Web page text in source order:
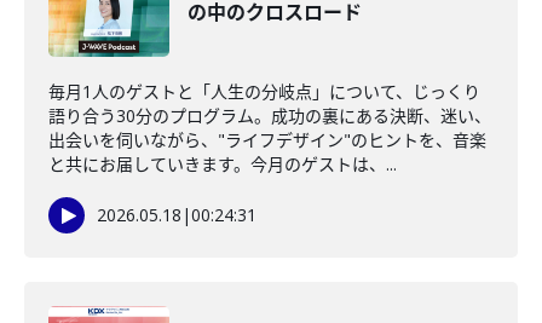
の中のクロスロード
毎月1人のゲストと「人生の分岐点」について、じっくり
語り合う30分のプログラム。成功の裏にある決断、迷い、
出会いを伺いながら、"ライフデザイン"のヒントを、音楽
と共にお届していきます。今月のゲストは、...
2026.05.18 |00:24:31